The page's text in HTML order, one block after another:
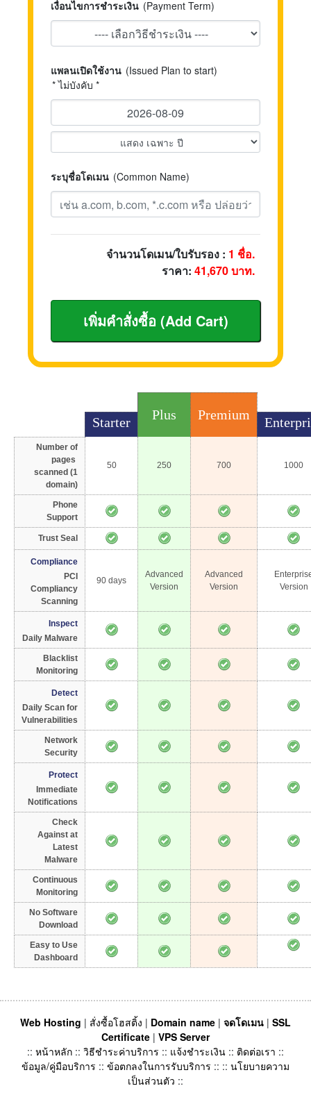
เงื่อนไขการชำระเงิน (Payment Term)
แพลนเปิดใช้งาน (Issued Plan to start)
* ไม่บังคับ *
ระบุชื่อโดเมน (Common Name)
จำนวนโดเมน/ใบรับรอง : 1 ชื่อ.
ราคา: 41,670บาท.
Plus Premium
Starter
Number of
pages
scanned (1
domain)
50 250 700 1000
Phone
Support
Trust Seal
Compliance
PCI
Compliancy
Scanning
90 days
Advanced
Version
Advanced
Version
Version
Inspect
Daily Malware
Blacklist
Monitoring
Detect
Daily Scan for
Vulnerabilities
Network
Security
Protect
Immediate
Notifications
Check
Against at
Latest
Malware
Continuous
Monitoring
No Software
Download
Easy to Use
Dashboard
Web Hosting | สั่งซื้อโฮสติ้ง | Domain name | จดโดเมน | SSL
Certificate | VPS Server
:: หน้าหลัก :: วิธีชำระค่าบริการ :: แจ้งชำระเงิน :: ติดต่อเรา ::
ข้อมูล/คู่มือบริการ :: ข้อตกลงในการรับบริการ :: :: นโยบายความ
เป็นส่วนตัว ::